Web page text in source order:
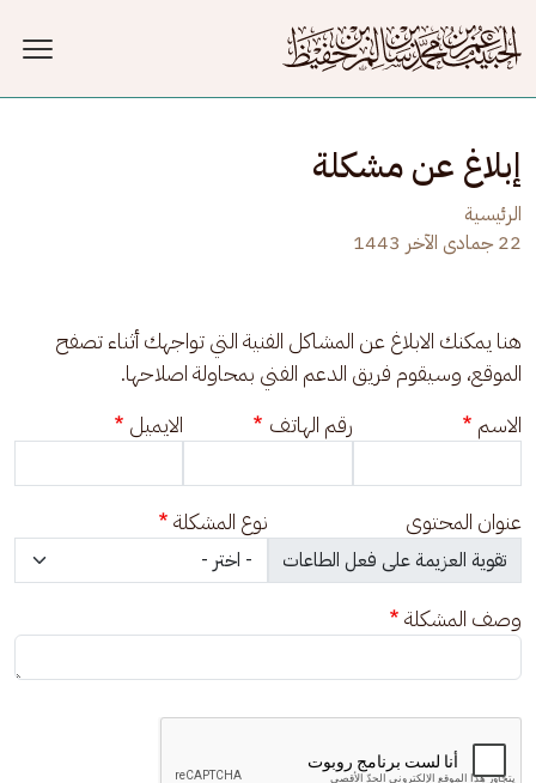
إبلاغ عن مشكلة
الرئيسية
22 جمادى الآخر 1443
هنا يمكنك الابلاغ عن المشاكل الفنية التي تواجهك أثناء تصفح
الموقع، وسيقوم فريق الدعم الفني بمحاولة اصلاحها.
الاسم
رقم الهاتف الايميل
عنوان المحتوى نوع المشكلة
وصف المشكلة